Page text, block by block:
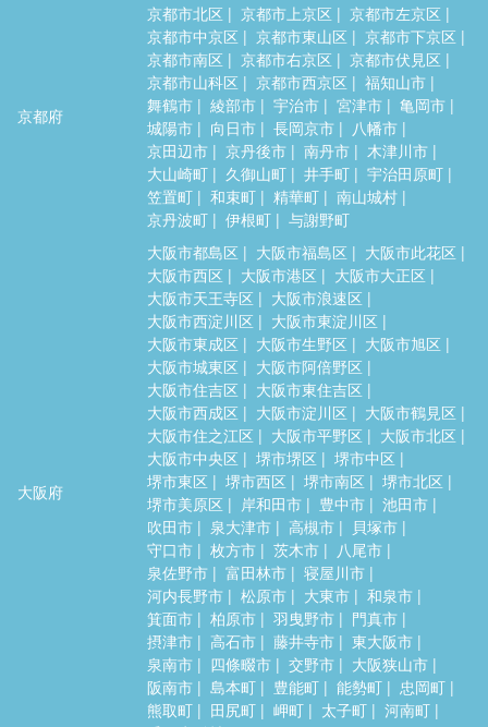
京都府
京都市北区 京都市上京区
京都市左京区
京都市中京区
京都市東山区
京都市下京区
京都市南区
京都市右京区
京都市伏見区
京都市山科区
京都市西京区
福知山市
舞鶴市
綾部市 宇治市 宮津市
亀岡市
城陽市
向日市 長岡京市
八幡市
京田辺市
京丹後市 南丹市
木津川市
大山崎町
久御山町 井手町
宇治田原町
笠置町
和束町 精華町
南山城村
京丹波町
伊根町 与謝野町
大阪府
大阪市都島区 大阪市福島区
大阪市此花区
大阪市西区
大阪市港区
大阪市大正区
大阪市天王寺区
大阪市浪速区
大阪市西淀川区
大阪市東淀川区
大阪市東成区
大阪市生野区
大阪市旭区
大阪市城東区
大阪市阿倍野区
大阪市住吉区
大阪市東住吉区
大阪市西成区
大阪市淀川区
大阪市鶴見区
大阪市住之江区
大阪市平野区
大阪市北区
大阪市中央区
堺市堺区
堺市中区
堺市東区
堺市西区 堺市南区
堺市北区
堺市美原区
岸和田市 豊中市
池田市
吹田市
泉大津市 高槻市
貝塚市
守口市
枚方市 茨木市
八尾市
泉佐野市
富田林市
寝屋川市
河内長野市
松原市 大東市
和泉市
箕面市
柏原市 羽曳野市
門真市
摂津市
高石市 藤井寺市
東大阪市
泉南市
四條畷市 交野市
大阪狭山市
阪南市
島本町 豊能町 能勢町
忠岡町
熊取町
田尻町 岬町 太子町
河南町